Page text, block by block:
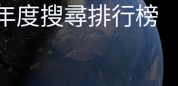
度搜尋排行榜